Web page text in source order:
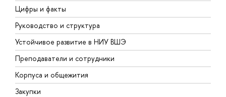
Цифры и факты
Руководство и структура
Устойчивое развитие в НИУ ВШЭ
Преподаватели и сотрудники
Корпуса и общежития
Закупки